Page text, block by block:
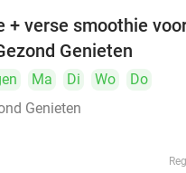
+ verse smoothie
Genieten
Ma Di Wo
Do
Genieten